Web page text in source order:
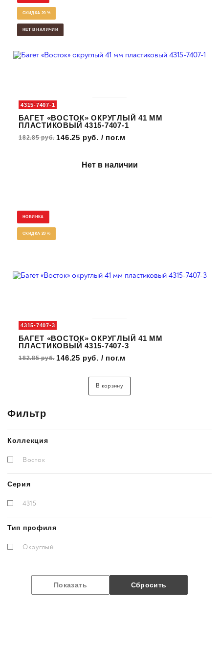
Фильтр
Коллекция
Восток
Серия
4315
Тип профиля
Округлый
СКИДКА 20 %
НЕТ В НАЛИЧИИ
4315-7407-1
БАГЕТ «ВОСТОК» ОКРУГЛЫЙ 41 ММ
ПЛАСТИКОВЫЙ 4315-7407-1
182.85 руб. 146.25 руб. / пог.м
Нет в наличии
НОВИНКА
СКИДКА 20 %
4315-7407-3
БАГЕТ «ВОСТОК» ОКРУГЛЫЙ 41 ММ
ПЛАСТИКОВЫЙ 4315-7407-3
182.85 руб. 146.25 руб. / пог.м
В корзину